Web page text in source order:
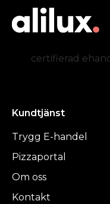
certifierad
Kundtjänst
Trygg E-handel
Pizzaportal
Om oss
Kontakt